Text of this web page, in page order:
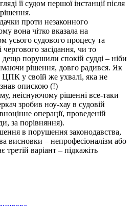
її судом першої інстанції після
проти незаконного
вона чітко вказала на
усього судового процесу та
засідання, чи то
дещо порушили спокій судді – ніби
рішення, довго радився. Як
ЦПК у своїй же ухвалі, яка не
опискою (!)
неіснуючому рішенні все-таки
зробив ноу-хау в судовій
операції, проведеній
за порівняння).
в порушення законодавства,
висновки – непрофесіоналізм або
варіант – підкажіть